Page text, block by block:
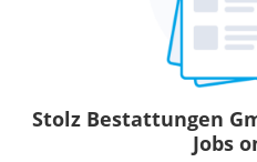
Stolz Bestattungen
Jobs